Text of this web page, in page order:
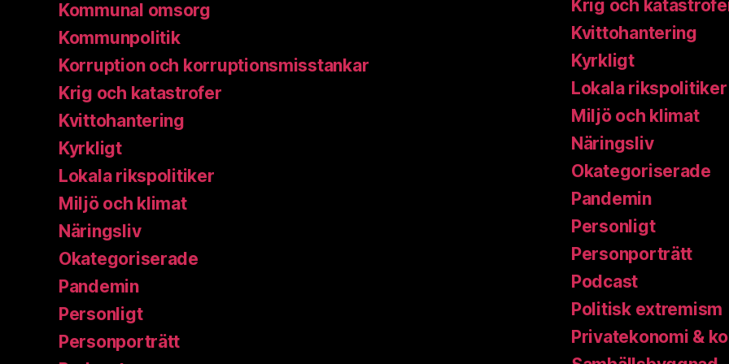
Kommunal omsorg
Kommunpolitik
Korruption och korruptionsmisstankar
Krig och katastrofer
Kvittohantering
Kyrkligt
Lokala rikspolitiker
Miljö och klimat
Näringsliv
Okategoriserade
Pandemin
Personligt
Personporträtt
Krig och
Kvittohantering
Kyrkligt
Lokala rikspolitiker
Miljö och klimat
Näringsliv
Okategoriserade
Pandemin
Personligt
Personporträtt
Podcast
Politisk extremism
Privatekonomi &